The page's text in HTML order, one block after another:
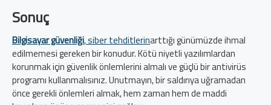
Sonuç
Bilgisayar güvenliği, siber tehditlerinarttığı günümüzde ihmal
edilmemesi gereken bir konudur. Kötü niyetli yazılımlardan
korunmak için güvenlik önlemlerini almalı ve güçlü bir antivirüs
programı kullanmalısınız. Unutmayın, bir saldırıya uğramadan
önce gerekli önlemleri almak, hem zaman hem de maddi